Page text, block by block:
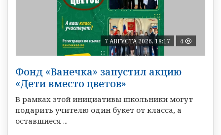
7 АВГУСТА 2026, 18:17 4
Фонд «Ванечка» запустил акцию
«Дети вместо цветов»
В рамках этой инициативы школьники могут
подарить учителю один букет от класса, а
оставшиеся ...